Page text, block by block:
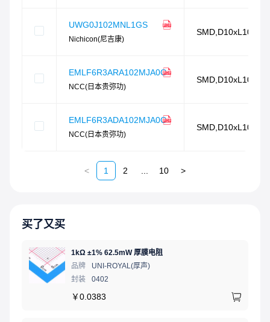
UWG0J102MNL1GS
Nichicon(尼吉康)
EMLF6R3ARA102MJA0G
NCC(日本贵弥功)
EMLF6R3ADA102MJA0G
NCC(日本贵弥功)
< 1 2 10 >
买了又买
1kΩ ±1% 62.5mW 厚膜电阻
品牌
UNI-ROYAL(厚声)
封装
0402
￥0.0383